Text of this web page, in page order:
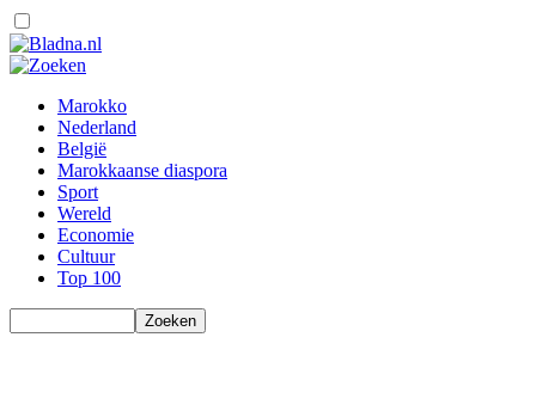
Marokko
Nederland
België
Marokkaanse diaspora
Sport
Wereld
Economie
Cultuur
Top 100